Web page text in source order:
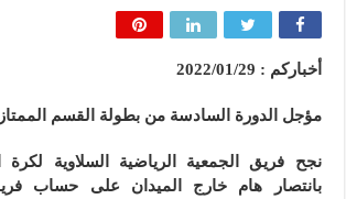
أخباركم : 2022/01/29
مؤجل الدورة السادسة من بطولة القسم
نجح فريق الجمعية الرياضية السلاوية
بانتصار هام خارج الميدان على حساب